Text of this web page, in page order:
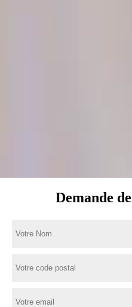
Demande